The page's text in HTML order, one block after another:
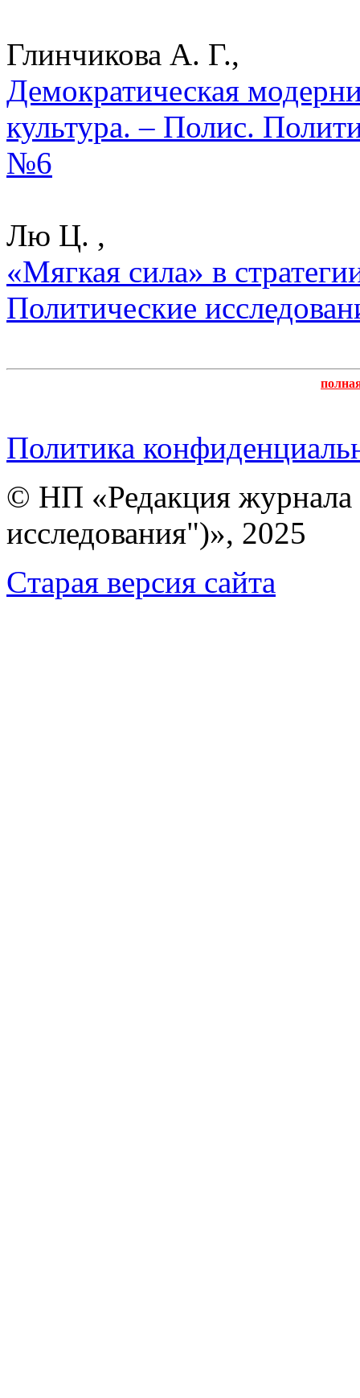
Глинчикова А. Г.,
Демократическая
культура. – Полис.
№6
Лю Ц. ,
«Мягкая сила» в
Политические
Политика
© НП «Редакция
исследования")», 2025
Cтарая версия сайта